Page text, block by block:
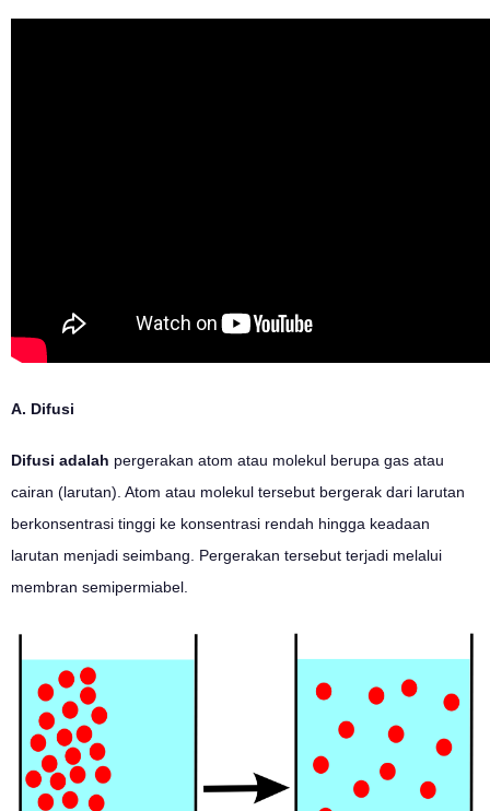
A. Difusi
Difusi adalah pergerakan atom atau molekul berupa gas atau
cairan (larutan). Atom atau molekul tersebut bergerak dari larutan
berkonsentrasi tinggi ke konsentrasi rendah hingga keadaan
larutan menjadi seimbang. Pergerakan tersebut terjadi melalui
membran semipermiabel.